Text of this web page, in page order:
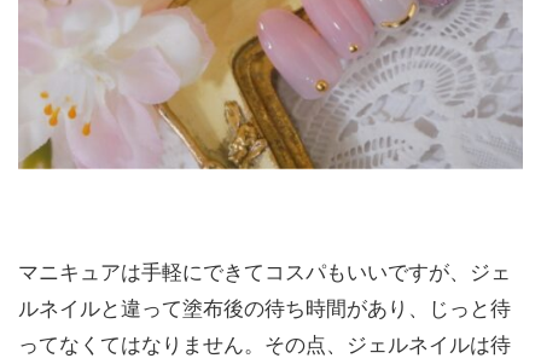
マニキュアは手軽にできてコスパもいいですが、ジェ
ルネイルと違って塗布後の待ち時間があり、じっと待
ってなくてはなりません。その点、ジェルネイルは待